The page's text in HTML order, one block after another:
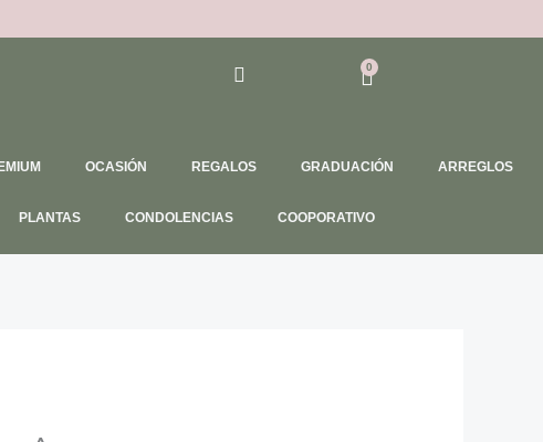
0
Cart
OCASIÓN REGALOS GRADUACIÓN ARREGLOS
PLANTAS CONDOLENCIAS COOPORATIVO